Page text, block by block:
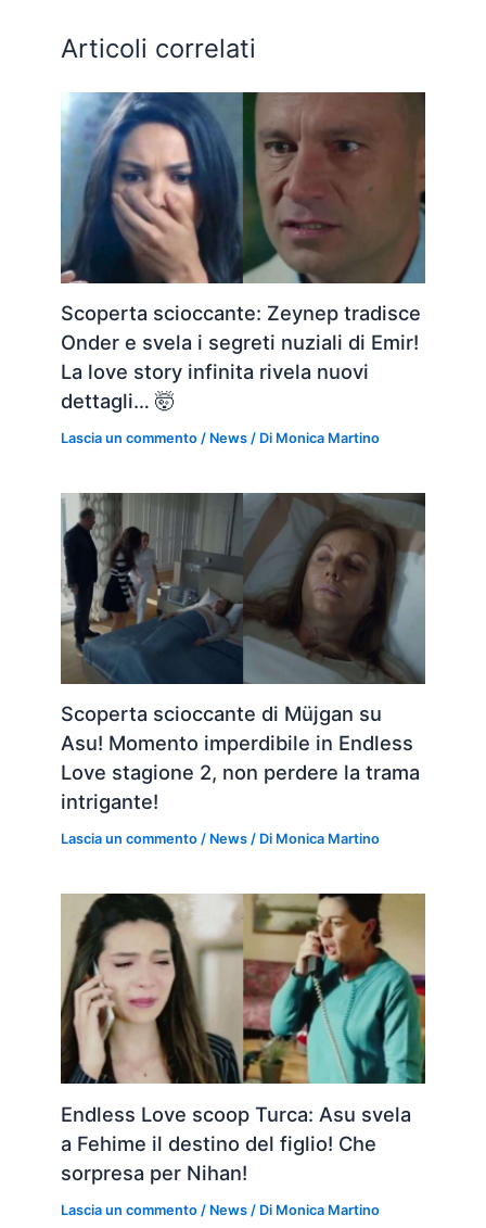
Articoli correlati
Scoperta scioccante: Zeynep tradisce
Onder e svela i segreti nuziali di Emir!
La love story infinita rivela nuovi
dettagli… 🤯
Lascia un commento / News / Di Monica Martino
Scoperta scioccante di Müjgan su
Asu! Momento imperdibile in Endless
Love stagione 2, non perdere la trama
intrigante!
Lascia un commento / News / Di Monica Martino
Endless Love scoop Turca: Asu svela
a Fehime il destino del figlio! Che
sorpresa per Nihan!
Lascia un commento / News / Di Monica Martino